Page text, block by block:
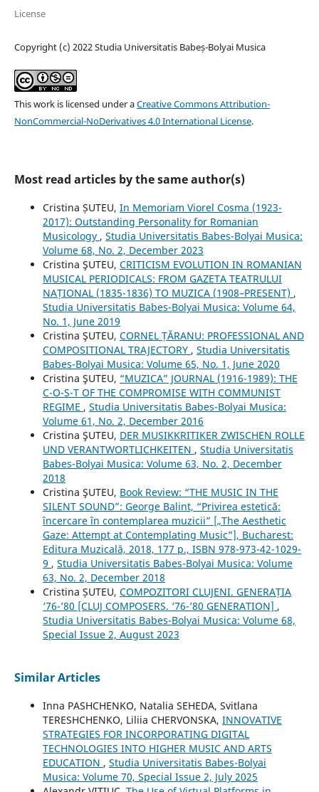
License
Copyright (c) 2022 Studia Universitatis Babeș-Bolyai Musica
This work is licensed under aCreative Commons Attribution-
NonCommercial-NoDerivatives 4.0 International License.
Most read articles by the same author(s)
Cristina ȘUTEU, In Memoriam Viorel Cosma (1923-
2017): Outstanding Personality for Romanian
Musicology , Studia Universitatis Babes-Bolyai Musica:
Volume 68, No. 2, December 2023
Cristina ŞUTEU, CRITICISM EVOLUTION IN ROMANIAN
MUSICAL PERIODICALS: FROM GAZETA TEATRULUI
NAȚIONAL (1835-1836) TO MUZICA (1908–PRESENT) ,
Studia Universitatis Babes-Bolyai Musica: Volume 64,
No. 1, June 2019
Cristina ŞUTEU, CORNEL ȚĂRANU: PROFESSIONAL AND
COMPOSITIONAL TRAJECTORY , Studia Universitatis
Babes-Bolyai Musica: Volume 65, No. 1, June 2020
Cristina ŞUTEU, “MUZICA” JOURNAL (1916-1989): THE
C-O-S-T OF THE COMPROMISE WITH COMMUNIST
REGIME , Studia Universitatis Babes-Bolyai Musica:
Volume 61, No. 2, December 2016
Cristina ŞUTEU, DER MUSIKKRITIKER ZWISCHEN ROLLE
UND VERANTWORTLICHKEITEN , Studia Universitatis
Babes-Bolyai Musica: Volume 63, No. 2, December
2018
Cristina ŞUTEU, Book Review: “THE MUSIC IN THE
SILENT SOUND”: George Balint, “Privirea estetică:
încercare în contemplarea muzicii” [„The Aesthetic
Gaze: Attempt at Contemplating Music”], Bucharest:
Editura Muzicală, 2018, 177 p., ISBN 978-973-42-1029-
9 , Studia Universitatis Babes-Bolyai Musica: Volume
63, No. 2, December 2018
Cristina ȘUTEU, COMPOZITORI CLUJENI. GENERAȚIA
‘76-’80 [CLUJ COMPOSERS. ‘76-’80 GENERATION] ,
Studia Universitatis Babes-Bolyai Musica: Volume 68,
Special Issue 2, August 2023
Similar Articles
Inna PASHCHENKO, Natalia SEHEDA, Svitlana
TERESHCHENKO, Liliia CHERVONSKA, INNOVATIVE
STRATEGIES FOR INCORPORATING DIGITAL
TECHNOLOGIES INTO HIGHER MUSIC AND ARTS
EDUCATION , Studia Universitatis Babes-Bolyai
Musica: Volume 70, Special Issue 2, July 2025